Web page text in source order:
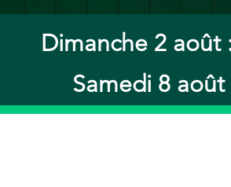
Dimanche 2 août
Samedi 8 août